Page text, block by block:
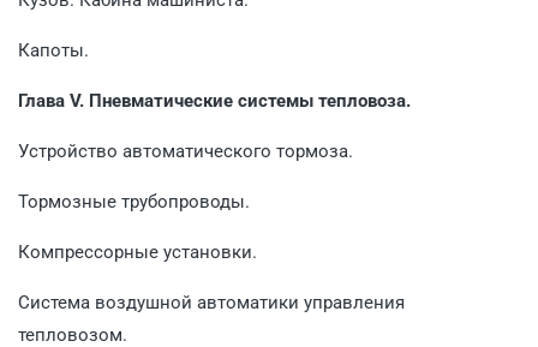
Капоты.
Глава V. Пневматические системы тепловоза.
Устройство автоматического тормоза.
Тормозные трубопроводы.
Компрессорные установки.
Система воздушной автоматики управления
тепловозом.